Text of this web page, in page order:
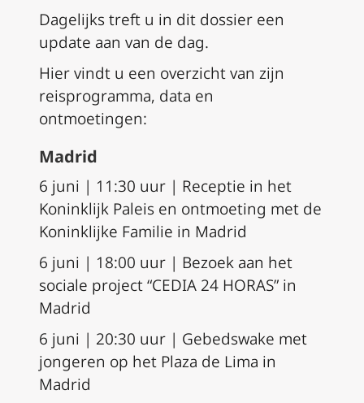
Dagelijks treft u in dit dossier een
update aan van de dag.
Hier vindt u een overzicht van zijn
reisprogramma, data en
ontmoetingen:
Madrid
6 juni | 11:30 uur | Receptie in het
Koninklijk Paleis en ontmoeting met de
Koninklijke Familie in Madrid
6 juni | 18:00 uur | Bezoek aan het
sociale project “CEDIA 24 HORAS” in
Madrid
6 juni | 20:30 uur | Gebedswake met
jongeren op het Plaza de Lima in
Madrid